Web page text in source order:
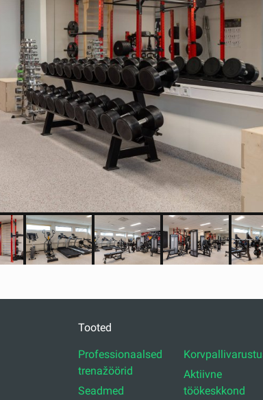
Tooted
Professionaalsed
trenažöörid
Seadmed
Aktiivne
töökeskkond